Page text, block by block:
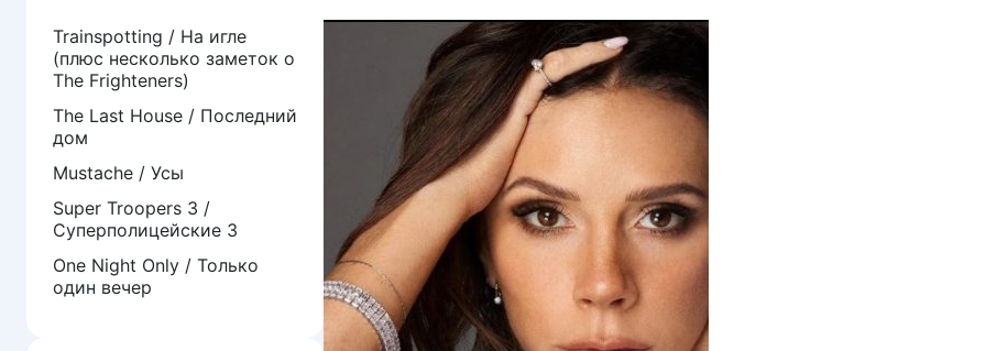
Trainspotting / На игле
(плюс несколько заметок о
The Frighteners)
The Last House / Последний
дом
Mustache / Усы
Super Troopers 3 /
Суперполицейские 3
One Night Only / Только
один вечер